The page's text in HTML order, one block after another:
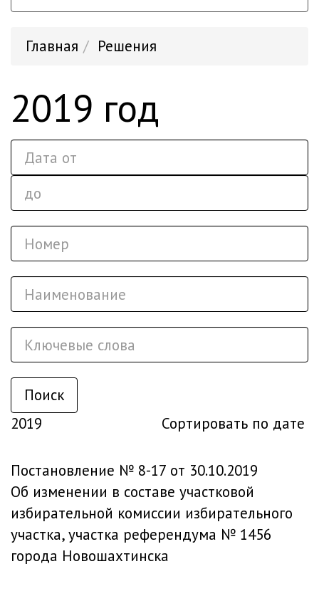
Главная Решения
2019 год
Поиск
2019
Сортировать по дате
Постановление № 8-17 от 30.10.2019
Об изменении в составе участковой
избирательной комиссии избирательного
участка, участка референдума № 1456
города Новошахтинска